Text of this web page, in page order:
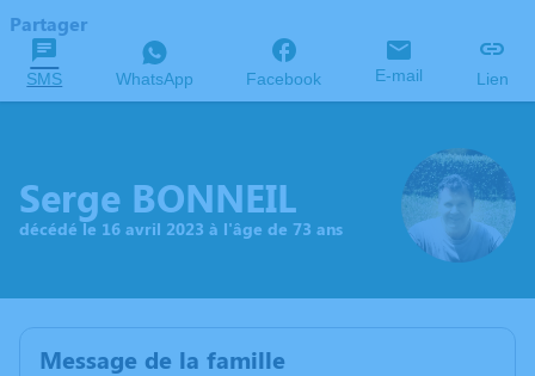
Partager
SMS WhatsApp Facebook E-mail Lien
Serge BONNEIL
décédé le 16 avril 2023 à l'âge de 73 ans
Message de la famille